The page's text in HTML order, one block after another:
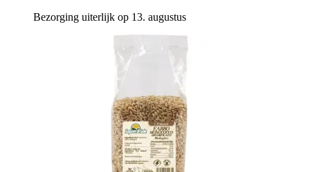
Bezorging uiterlijk op 13. augustus